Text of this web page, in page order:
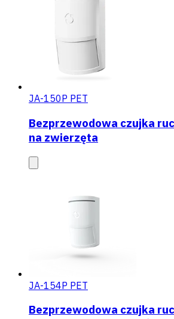
JA-150P PET
Bezprzewodowa czujka
na zwierzęta
JA-154P PET
Bezprzewodowa czujka